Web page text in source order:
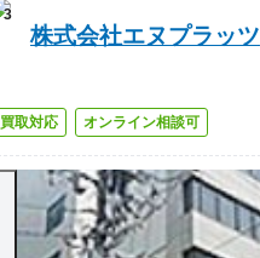
3
株式会社エヌプラッツ
買取対応 オンライン相談可